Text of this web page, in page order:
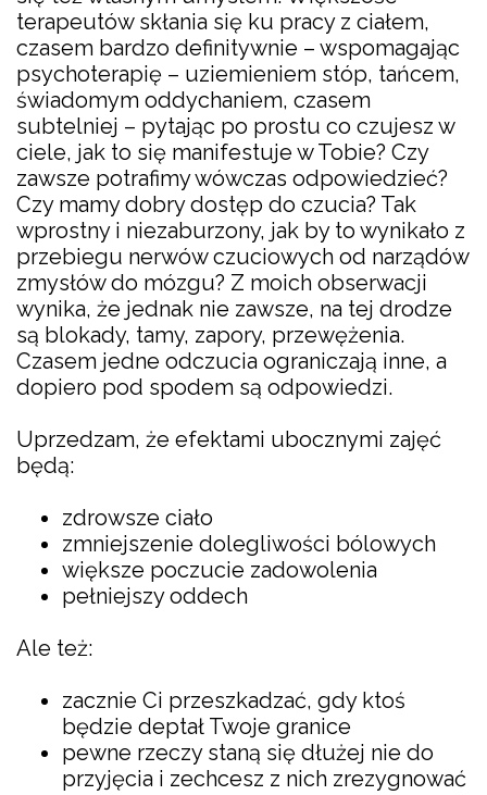
terapeutów skłania się ku pracy z ciałem,
czasem bardzo definitywnie – wspomagając
psychoterapię – uziemieniem stóp, tańcem,
świadomym oddychaniem, czasem
subtelniej – pytając po prostu co czujesz w
ciele, jak to się manifestuje w Tobie? Czy
zawsze potrafimy wówczas odpowiedzieć?
Czy mamy dobry dostęp do czucia? Tak
wprostny i niezaburzony, jak by to wynikało z
przebiegu nerwów czuciowych od narządów
zmysłów do mózgu? Z moich obserwacji
wynika, że jednak nie zawsze, na tej drodze
są blokady, tamy, zapory, przewężenia.
Czasem jedne odczucia ograniczają inne, a
dopiero pod spodem są odpowiedzi.
Uprzedzam, że efektami ubocznymi zajęć
będą:
zdrowsze ciało
zmniejszenie dolegliwości bólowych
większe poczucie zadowolenia
pełniejszy oddech
Ale też:
zacznie Ci przeszkadzać, gdy ktoś
będzie deptał Twoje granice
pewne rzeczy staną się dłużej nie do
przyjęcia i zechcesz z nich zrezygnować